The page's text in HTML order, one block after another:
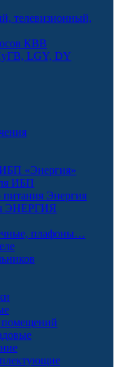
телевизионный,
КВВ
LGY, DY
«Энергия»
ИБП
питания Энергия
ЭНЕРГИЯ
плафоны…
помещений